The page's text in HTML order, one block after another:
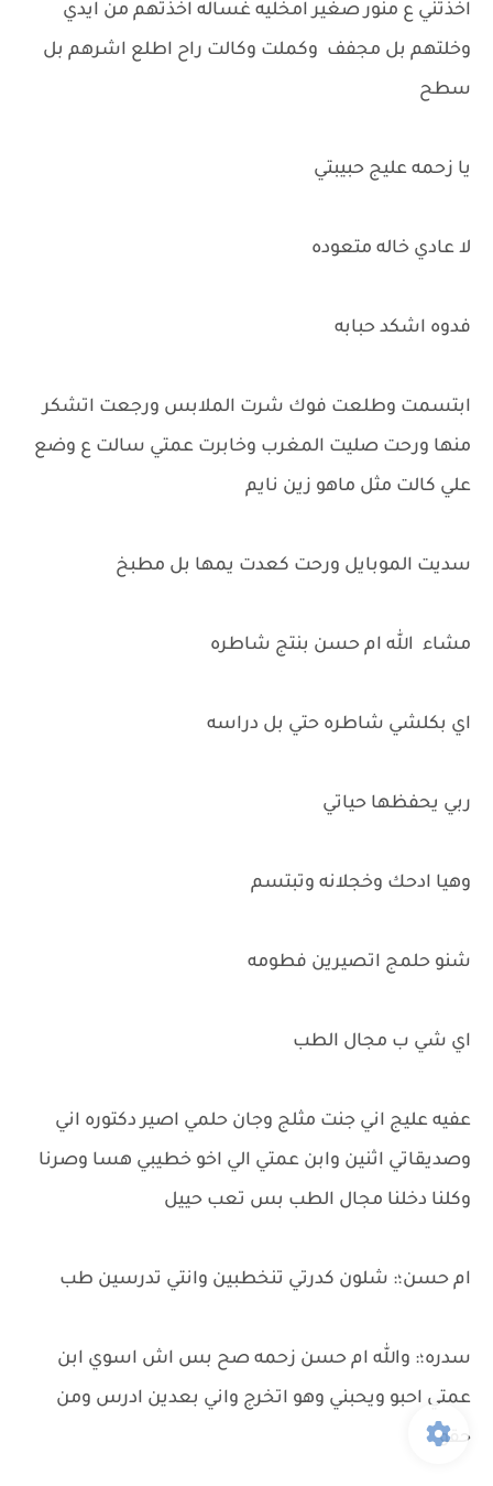
اخذتني ع منور صغير امخليه غساله اخذتهم من ايدي
وخلتهم بل مجفف وكملت وكالت راح اطلع اشرهم بل
سطح
يا زحمه عليج حبيبتي
لا عادي خاله متعوده
فدوه اشكد حبابه
ابتسمت وطلعت فوك شرت الملابس ورجعت اتشكر
منها ورحت صليت المغرب وخابرت عمتي سالت ع وضع
علي كالت مثل ماهو زين نايم
سديت الموبايل ورحت كعدت يمها بل مطبخ
مشاء الله ام حسن بنتج شاطره
اي بكلشي شاطره حتي بل دراسه
ربي يحفظها حياتي
وهيا ادحك وخجلانه وتبتسم
شنو حلمج اتصيرين فطومه
اي شي ب مجال الطب
عفيه عليج اني جنت مثلج وجان حلمي اصير دكتوره اني
وصديقاتي اثنين وابن عمتي الي اخو خطيبي هسا وصرنا
وكلنا دخلنا مجال الطب بس تعب حييل
ام حسن؛: شلون كدرتي تنخطبين وانتي تدرسين طب
سدره؛: والله ام حسن زحمه صح بس اش اسوي ابن
عمتي احبو ويحبني وهو اتخرج واني بعدين ادرس ومن
حقو